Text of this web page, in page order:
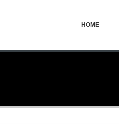
HOME